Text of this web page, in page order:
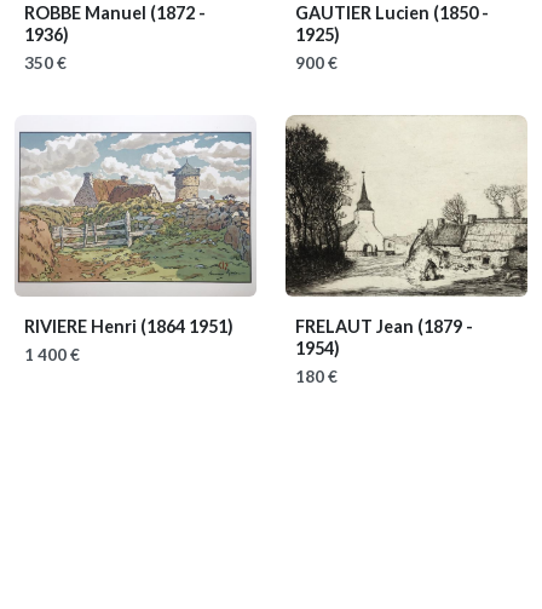
ROBBE Manuel (1872 -
1936)
350 €
GAUTIER Lucien (1850 -
1925)
900 €
RIVIERE Henri (1864 1951)
1 400 €
FRELAUT Jean (1879 -
1954)
180 €